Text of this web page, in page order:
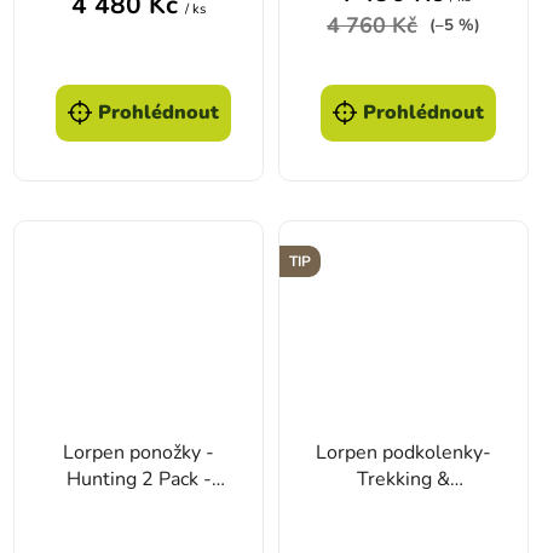
/ ks
Prohlédnout
4 760 Kč (–5 %)
Prohlédnout
Lorpen ponožky -
Hunting 2 Pack -
TIP
Lorpen podkolenky-
Trekking &